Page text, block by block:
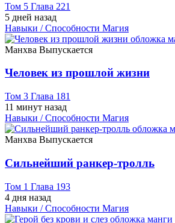
Том 5 Глава 221
5 дней назад
Навыки / Способности Магия
Манхва Выпускается
Человек из прошлой жизни
Том 3 Глава 181
11 минут назад
Навыки / Способности Магия
Манхва Выпускается
Сильнейший ранкер-тролль
Том 1 Глава 193
4 дня назад
Навыки / Способности Магия